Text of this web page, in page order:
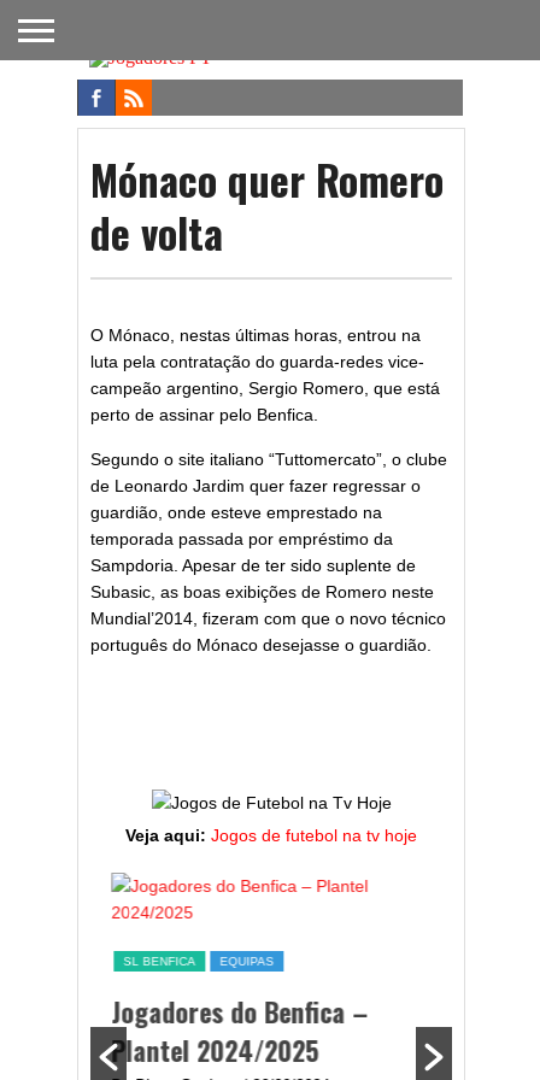
FUTEBOL
NACIONAL
FUTEBOL
INTERNACIONAL
NOTÍCIAS
ONDE
ASSISTIR
FUTEBOL
NA TV
APOSTAS
Mónaco quer Romero
de volta
O Mónaco, nestas últimas horas, entrou na
luta pela contratação do guarda-redes vice-
campeão argentino, Sergio Romero, que está
perto de assinar pelo Benfica.
Segundo o site italiano “Tuttomercato”, o clube
de Leonardo Jardim quer fazer regressar o
guardião, onde esteve emprestado na
temporada passada por empréstimo da
Sampdoria. Apesar de ter sido suplente de
Subasic, as boas exibições de Romero neste
Mundial’2014, fizeram com que o novo técnico
português do Mónaco desejasse o guardião.
Veja aqui: Jogos de futebol na tv hoje
SL BENFICA EQUIPAS
Jogadores do Benfica –
Plantel 2024/2025